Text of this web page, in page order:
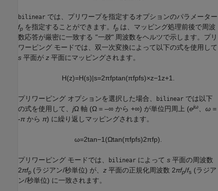
bilinear では、プリワープを指定するオプションのパラメーター
fp を指定することができます。 fp は、マッピング処理前後で周波
数応答が厳密に一致する "一致"周波数をヘルツで示します。プリ
ワーピング モードでは、双一次変換によって以下の式を使用して
s 平面が z 平面にマッピングされます。
H(z)=H(s)|s=2πfptan(πfpfs)×z−1z+1.
プリワーピング オプションを選択した場合、 bilinear では以下
の式を使用して、 jΩ 軸 (Ω = –∞ から +∞) が単位円周上 (ejω 、 ω =
-πから π) に繰り返しマッピングされます。
ω=2tan−1(Ωtan(πfpfs)2πfp).
プリワーピング モードでは、 bilinear によって s 平面の周波数
2πfp (ラジアン/秒単位) が、 z 平面の正規化周波数 2πfp/fs (ラジア
ン/秒単位) に一致されます。